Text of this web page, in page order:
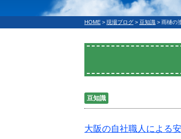
HOME > 現場ブログ > 豆知識 > 雨樋の
豆知識
大阪の自社職人による